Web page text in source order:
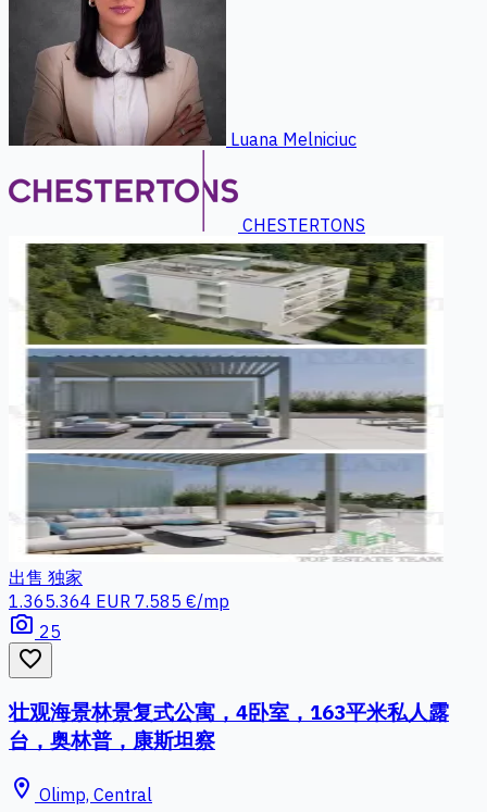
Luana Melniciuc
CHESTERTONS
出售 独家
1.365.364 EUR 7.585 €/mp
photo_camera 25
favorite_border
壮观海景林景复式公寓，4卧室，163平米私人露
台，奥林普，康斯坦察
location_on Olimp, Central